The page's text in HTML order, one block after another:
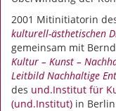
2001 Mitinitiatorin
kulturell-ästhetischen
gemeinsam mit
Kultur – Kunst –
Leitbild Nachhaltige
des und.Institut für
(und.Institut) in